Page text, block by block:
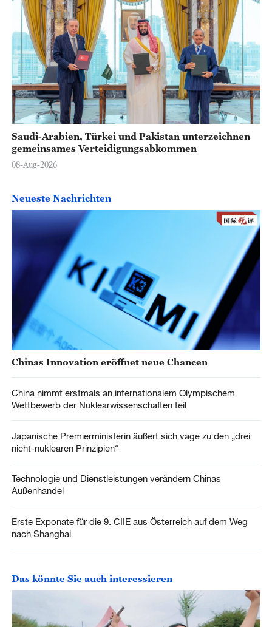
Saudi-Arabien, Türkei und Pakistan unterzeichnen
gemeinsames Verteidigungsabkommen
08-Aug-2026
Neueste Nachrichten
Chinas Innovation eröffnet neue Chancen
China nimmt erstmals an internationalem Olympischem
Wettbewerb der Nuklearwissenschaften teil
Japanische Premierministerin äußert sich vage zu den „drei
nicht-nuklearen Prinzipien“
Technologie und Dienstleistungen verändern Chinas
Außenhandel
Erste Exponate für die 9. CIIE aus Österreich auf dem Weg
nach Shanghai
Das könnte Sie auch interessieren